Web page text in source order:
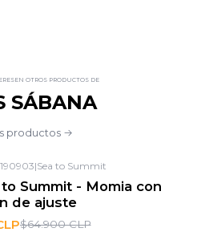
OTROS PRODUCTOS DE
SÁBANA
productos
|Sea to Summit
Summit - Momia con
de ajuste
$64.900 CLP